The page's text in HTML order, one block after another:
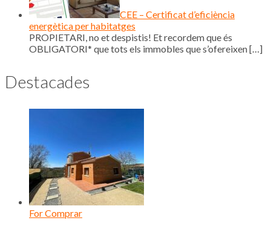
CEE – Certificat d’eficiència
energètica per habitatges
PROPIETARI, no et despistis! Et recordem que és
OBLIGATORI* que tots els immobles que s’ofereixen[…]
Destacades
For Comprar